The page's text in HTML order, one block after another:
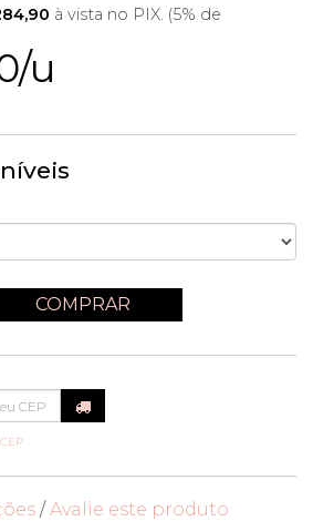
u
à vista no PIX. (5% de
COMPRAR
/Avalie este produto